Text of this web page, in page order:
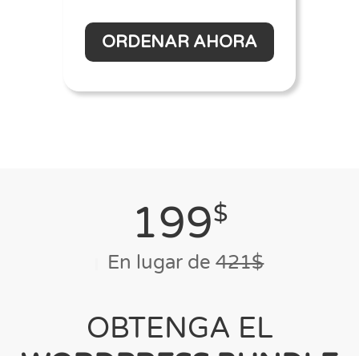
ORDENAR AHORA
199$
En lugar de421$
OBTENGA EL